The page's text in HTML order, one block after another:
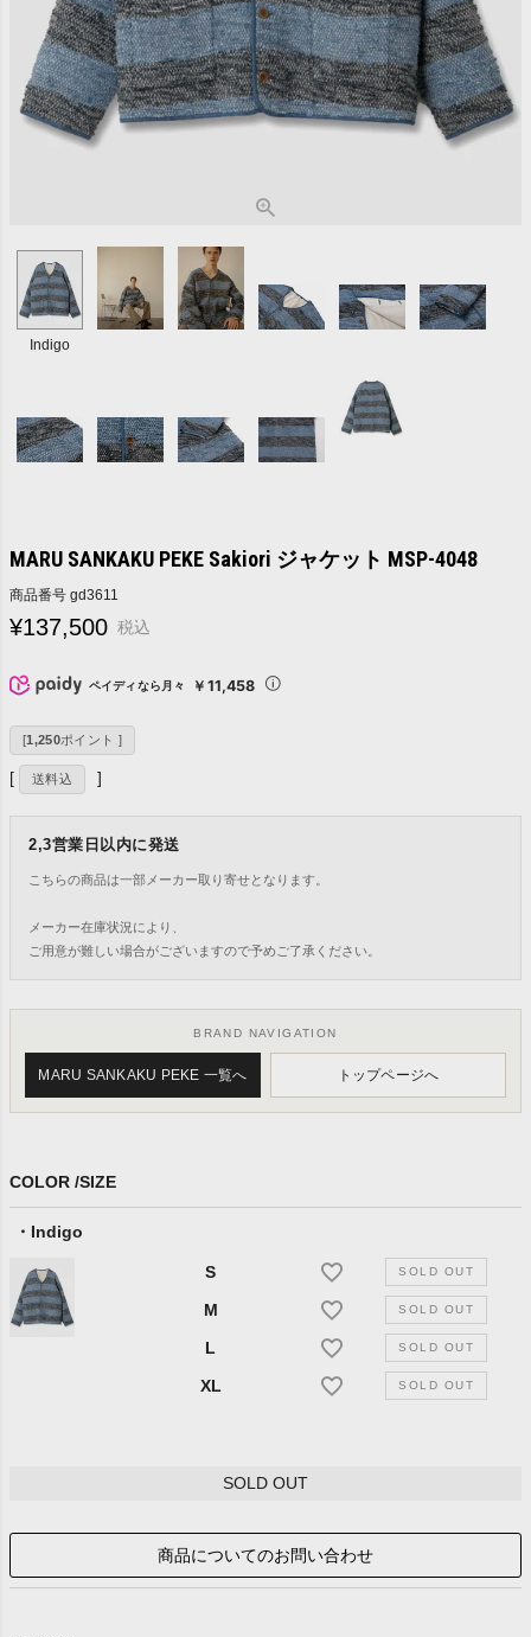
Indigo
MARU SANKAKU PEKE Sakiori ジャケット MSP-4048
商品番号 gd3611
¥137,500 税込
ペイディなら月々 ￥11,458
[1,250ポイント ]
送料込
2,3営業日以内に発送
こちらの商品は一部メーカー取り寄せとなります。
メーカー在庫状況により、
ご用意が難しい場合がございますので予めご了承ください。
BRAND NAVIGATION
MARU SANKAKU PEKE 一覧へ トップページへ
COLOR SIZE
Indigo
S
M
L
XL
SOLD OUT
商品についてのお問い合わせ